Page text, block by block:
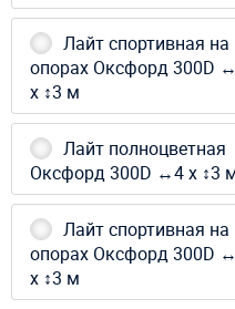
Лайт спортивная на
опорах Оксфорд 300D
х ↕3 м
Лайт полноцветная
Оксфорд 300D ↔4 х ↕3
Лайт спортивная на
опорах Оксфорд 300D
х ↕3 м